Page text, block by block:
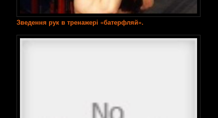
Зведення рук в тренажері «батерфляй».